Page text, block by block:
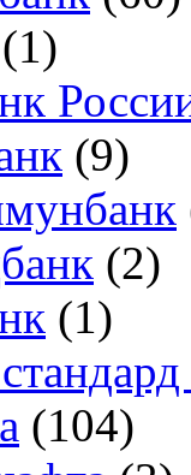
(1)
(9)
(2)
(1)
(104)